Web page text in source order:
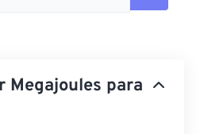
Megajoules para